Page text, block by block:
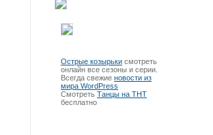
Острые козырьки смотреть
онлайн все сезоны и серии.
Всегда свежие новости из
мира WordPress
Смотреть Танцы на ТНТ
бесплатно